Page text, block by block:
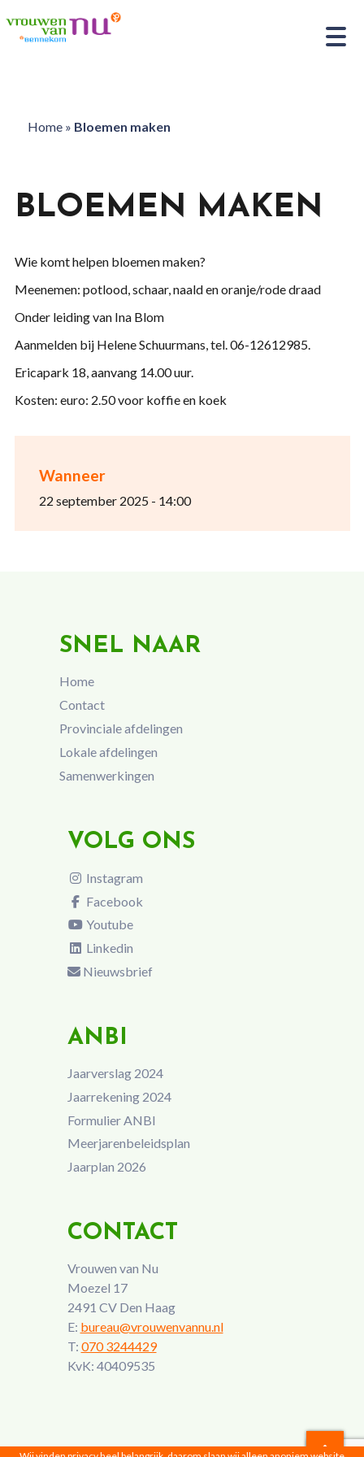
Home» Bloemen maken
Wanneer
22 september 2025 - 14:00
BLOEMEN MAKEN
Wie komt helpen bloemen maken?
Meenemen: potlood, schaar, naald en oranje/rode draad
Onder leiding van Ina Blom
Aanmelden bij Helene Schuurmans, tel. 06-12612985.
Ericapark 18, aanvang 14.00 uur.
Kosten: euro: 2.50 voor koffie en koek
SNEL NAAR
Home
Contact
Provinciale afdelingen
Lokale afdelingen
Samenwerkingen
VOLG ONS
Instagram
Facebook
Youtube
Linkedin
Nieuwsbrief
ANBI
Jaarverslag 2024
Jaarrekening 2024
Formulier ANBI
Meerjarenbeleidsplan
Jaarplan 2026
CONTACT
Vrouwen van Nu
Moezel 17
2491 CV Den Haag
E: bureau@vrouwenvannu.nl
T: 070 3244429
KvK: 40409535